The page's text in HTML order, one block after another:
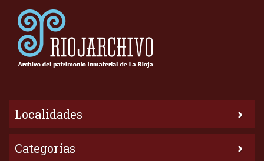
Localidades
Categorías